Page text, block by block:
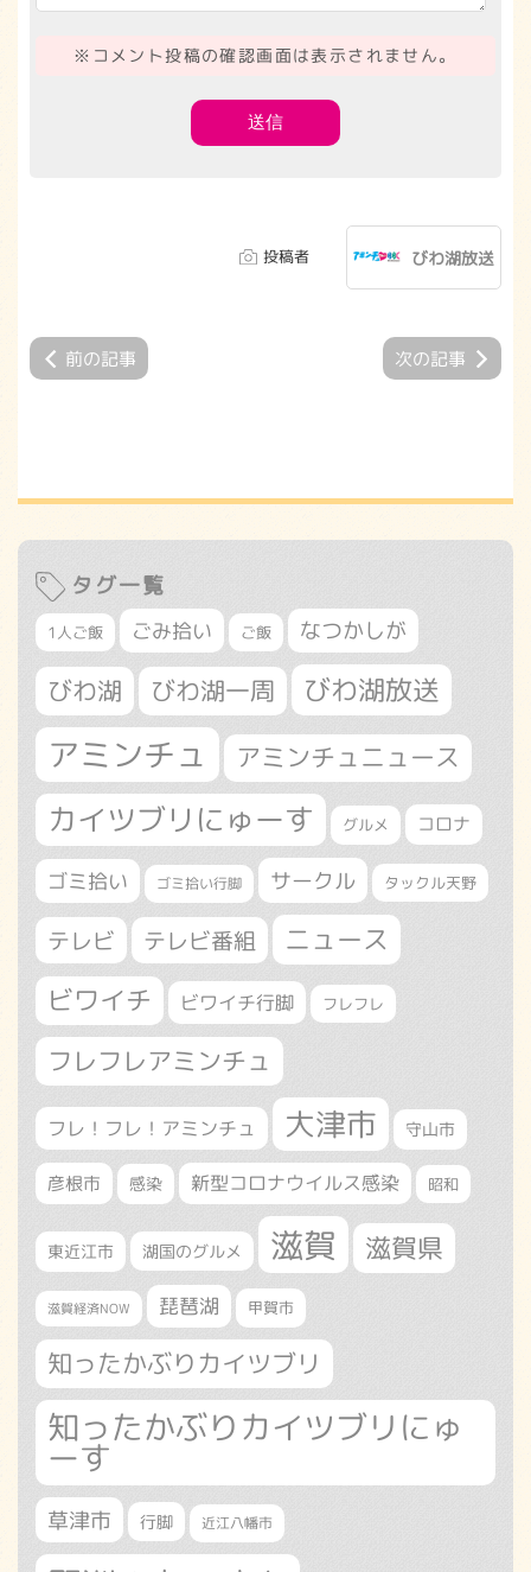
※コメント投稿の確認画面は表示されません。
投稿者 びわ湖放送
前の記事 次の記事
タグ一覧
1人ご飯 ごみ拾い ご飯 なつかしが
びわ湖 びわ湖一周 びわ湖放送
アミンチュ アミンチュニュース
カイツブリにゅーす グルメ コロナ
ゴミ拾い ゴミ拾い行脚 サークル タックル天野
テレビ テレビ番組 ニュース
ビワイチ ビワイチ行脚 フレフレ
フレフレアミンチュ
フレ！フレ！アミンチュ 大津市 守山市
彦根市 感染 新型コロナウイルス感染 昭和
東近江市 湖国のグルメ 滋賀 滋賀県
滋賀経済NOW 琵琶湖 甲賀市
知ったかぶりカイツブリ
知ったかぶりカイツブリにゅ
ーす
草津市 行脚 近江八幡市